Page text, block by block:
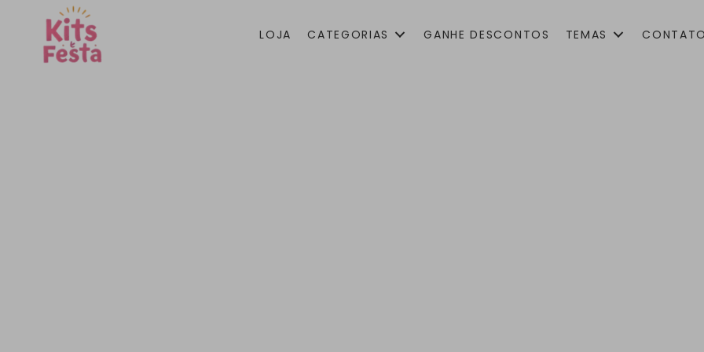
LOJA CATEGORIAS GANHE DESCONTOS TEMAS